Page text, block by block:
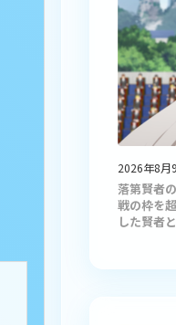
2026年8月
落第賢者
戦の枠を
した賢者